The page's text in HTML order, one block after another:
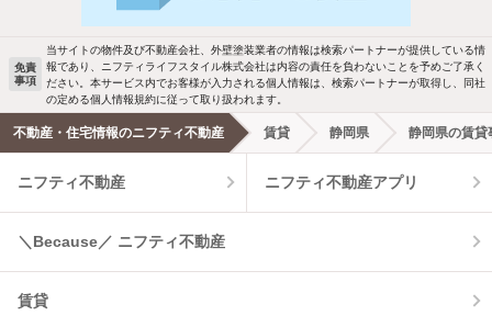
免責
事項
当サイトの物件及び不動産会社、外壁塗装業者の情報は検索パートナーが提供している情
報であり、ニフティライフスタイル株式会社は内容の責任を負わないことを予めご了承く
ださい。本サービス内でお客様が入力される個人情報は、検索パートナーが取得し、同社
の定める個人情報規約に従って取り扱われます。
不動産・住宅情報のニフティ不動産 賃貸 静岡県 静岡県の賃貸
ニフティ不動産 ニフティ不動産アプリ
＼Because／ ニフティ不動産
賃貸